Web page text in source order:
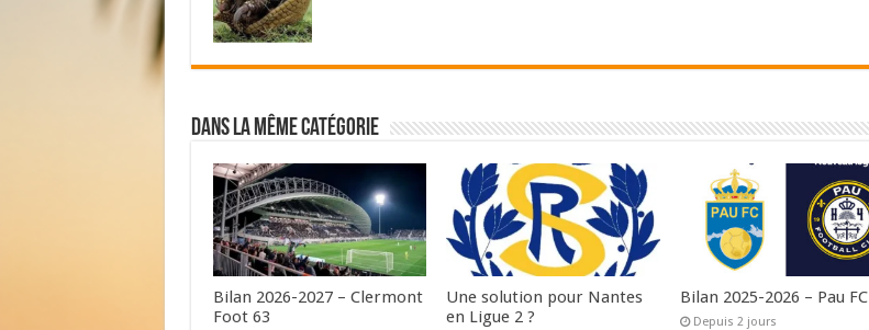
Dans la même catégorie
Bilan 2026-2027 – Clermont
Foot 63
Une solution pour Nantes
en Ligue 2 ?
Bilan 2025-2026 – Pau FC
Depuis 2 jours